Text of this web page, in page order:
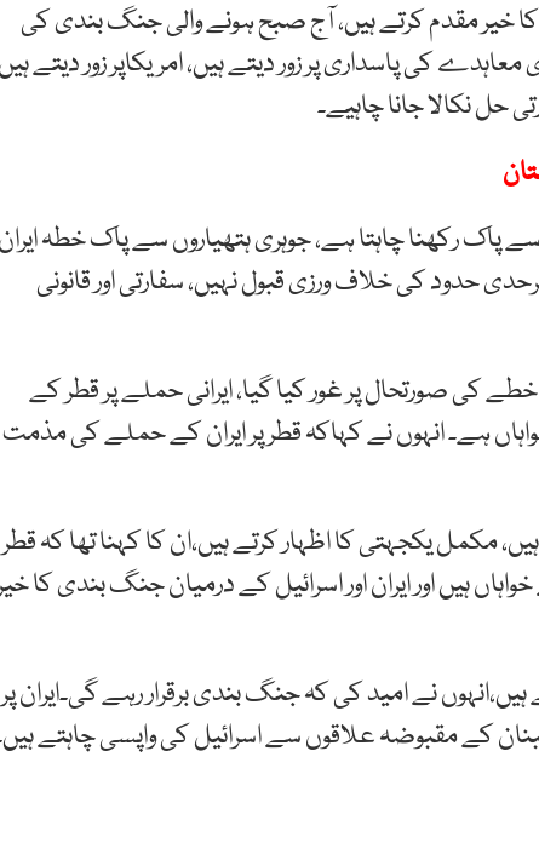
کا خیر مقدم کرتے ہیں، آج صبح ہونے والی جنگ بندی کی
کی پاسداری پر زور دیتے ہیں، امریکاپر زور دیتے
حل نکالا جانا چاہیے۔
پاک رکھنا چاہتا ہے، جوہری ہتھیاروں سے پاک خطہ
حدود کی خلاف ورزی قبول نہیں، سفارتی اور قانونی
کی صورتحال پر غور کیا گیا، ایرانی حملے پر قطر کے
ہے۔ انہوں نے کہاکہ قطر پر ایران کے حملے کی مذمت
مکمل یکجہتی کا اظہار کرتے ہیں،ان کا کہنا تھا کہ قطر
ہیں اور ایران اور اسرائیل کے درمیان جنگ بندی کا
نے امید کی کہ جنگ بندی برقرار رہے گی۔ایران پر
کے مقبوضہ علاقوں سے اسرائیل کی واپسی چاہتے